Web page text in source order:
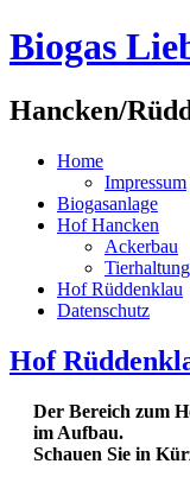
Biogas
Hancken/
Home
Impressum
Biogasanlage
Hof Hancken
Ackerbau
Tierhaltung
Hof Rüddenklau
Datenschutz
Hof
Der Bereich zum
im Aufbau.
Schauen Sie in